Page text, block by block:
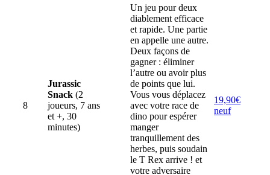
8
Jurassic
Snack (2
joueurs, 7 ans
et +, 30
minutes)
Un jeu pour deux
diablement efficace
et rapide. Une partie
en appelle une autre.
Deux façons de
gagner : éliminer
l’autre ou avoir plus
de points que lui.
Vous vous déplacez
avec votre race de
dino pour espérer
manger
tranquillement des
herbes, puis soudain
le T Rex arrive ! et
votre adversaire
19,90€
neuf